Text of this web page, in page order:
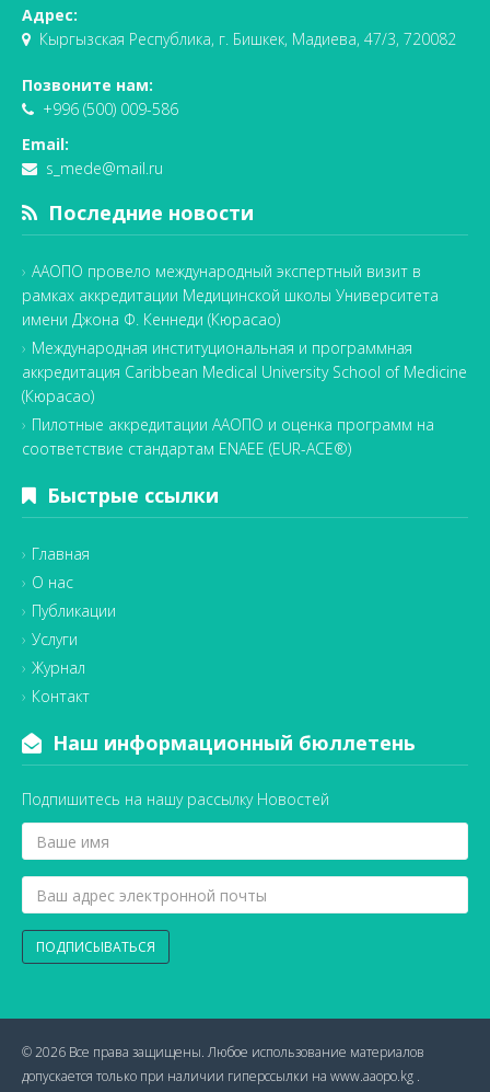
Адрес:
Кыргызская Республика, г. Бишкек, Мадиева, 47/3, 720082
Позвоните нам:
+996 (500) 009-586
Email:
s_mede@mail.ru
Последние новости
ААОПО провело международный экспертный визит в
рамках аккредитации Медицинской школы Университета
имени Джона Ф. Кеннеди (Кюрасао)
Международная институциональная и программная
аккредитация Caribbean Medical University School of Medicine
(Кюрасао)
Пилотные аккредитации ААОПО и оценка программ на
соответствие стандартам ENAEE (EUR-ACE®)
Быстрые ссылки
Главная
О нас
Публикации
Услуги
Журнал
Контакт
Наш информационный бюллетень
Подпишитесь на нашу рассылку Новостей
ПОДПИСЫВАТЬСЯ
© 2026 Все права защищены. Любое использование материалов
допускается только при наличии гиперссылки на www.aaopo.kg .